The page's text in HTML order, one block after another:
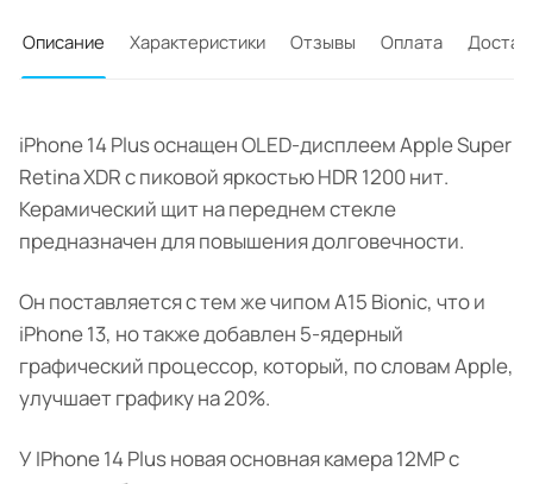
Описание Характеристики Отзывы Оплата
iPhone 14 Plus оснащен OLED-дисплеем Apple Super
Retina XDR с пиковой яркостью HDR 1200 нит.
Керамический щит на переднем стекле
предназначен для повышения долговечности.
Он поставляется с тем же чипом A15 Bionic, что и
iPhone 13, но также добавлен 5-ядерный
графический процессор, который, по словам Apple,
улучшает графику на 20%.
У IPhone 14 Plus новая основная камера 12MP с